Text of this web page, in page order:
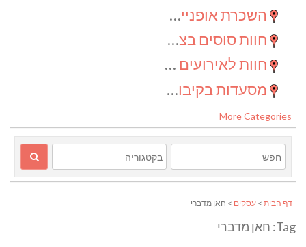
השכרת אופניים
חוות סוסים בצפון
חוות לאירועים בדרום
מסעדות בקיבוצים
More Categories
דף הבית > עסקים > חאן מדברי
Tag: חאן מדברי